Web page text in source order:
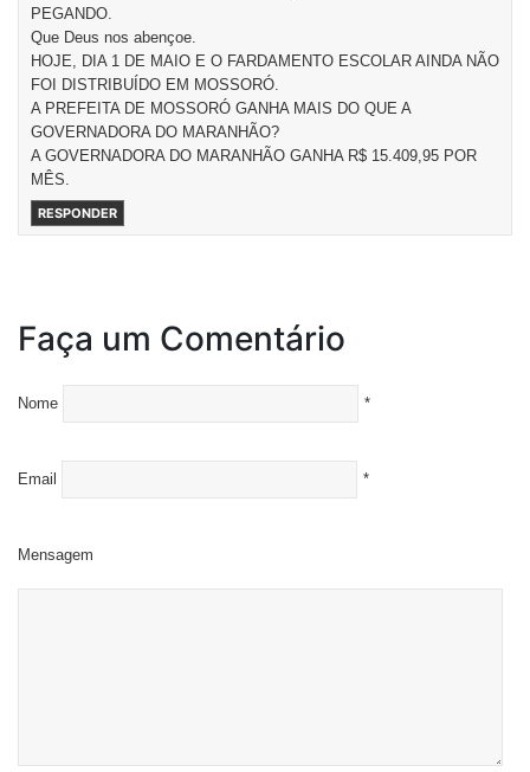
PEGANDO.
Que Deus nos abençoe.
HOJE, DIA 1 DE MAIO E O FARDAMENTO ESCOLAR AINDA NÃO
FOI DISTRIBUÍDO EM MOSSORÓ.
A PREFEITA DE MOSSORÓ GANHA MAIS DO QUE A
GOVERNADORA DO MARANHÃO?
A GOVERNADORA DO MARANHÃO GANHA R$ 15.409,95 POR
MÊS.
RESPONDER
Faça um Comentário
Nome *
Email *
Mensagem